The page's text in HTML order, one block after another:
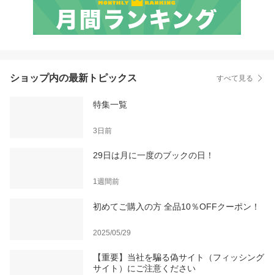
ショップ内の最新トピックス すべて見る
特集一覧
3日前
29日は月に一度のブックの日！
1週間前
初めてご購入の方 全品10％OFFクーポン！
2025/05/29
【重要】当社を騙る偽サイト（フィッシング
サイト）にご注意ください